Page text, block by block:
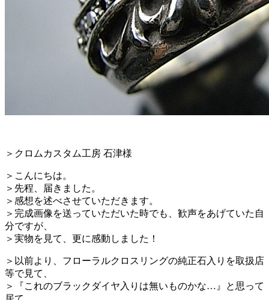
＞クロムカスタム工房 石津様
＞こんにちは。
＞先程、届きました。
＞感想を述べさせていただきます。
＞完成画像を送っていただいた時でも、歓声をあげていた自
分ですが、
＞実物を見て、更に感動しました！
＞以前より、フローラルクロスリングの純正石入りを取扱店
等で見て、
＞『これのブラックダイヤ入りは無いものかな…』と思って